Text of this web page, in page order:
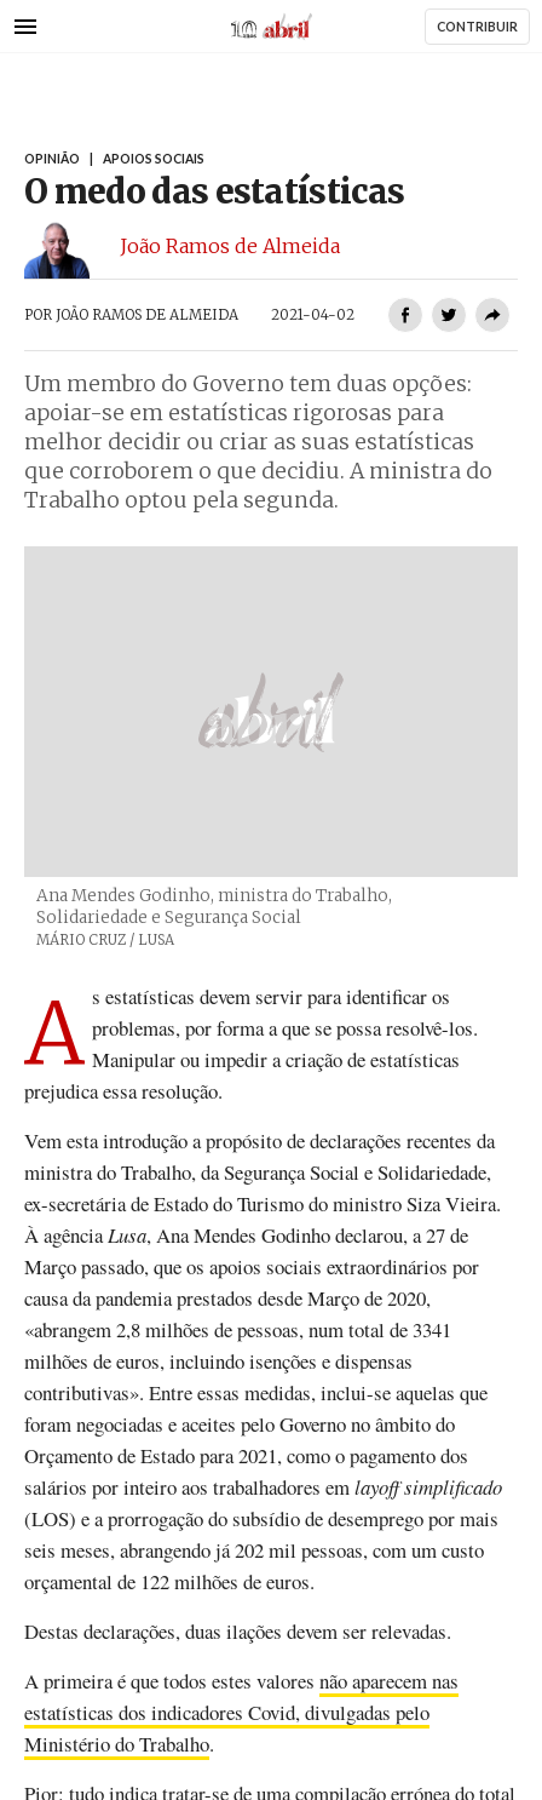
para
AbrilAbril CONTRIBUIR
OPINIÃO APOIOS SOCIAIS
O medo das estatísticas
João Ramos de Almeida
POR JOÃO RAMOS DE ALMEIDA 2021-04-02
Um membro do Governo tem duas opções:
apoiar-se em estatísticas rigorosas para
melhor decidir ou criar as suas estatísticas
que corroborem o que decidiu. A ministra do
Trabalho optou pela segunda.
Ana Mendes Godinho, ministra do Trabalho,
Solidariedade e Segurança Social
Créditos
MÁRIO CRUZ / LUSA
As estatísticas devem servir para identificar os problemas, por forma a que se possa resolvê-los.
Manipular ou impedir a criação de estatísticas
prejudica essa resolução.
Vem esta introdução a propósito de declarações recentes da
ministra do Trabalho, da Segurança Social e Solidariedade,
ex-secretária de Estado do Turismo do ministro Siza Vieira.
À agênciaLusa, Ana Mendes Godinho declarou, a 27 de
Março passado, que os apoios sociais extraordinários por
causa da pandemia prestados desde Março de 2020,
«abrangem 2,8 milhões de pessoas, num total de 3341
milhões de euros, incluindo isenções e dispensas
contributivas». Entre essas medidas, inclui-se aquelas que
foram negociadas e aceites pelo Governo no âmbito do
Orçamento de Estado para 2021, como o pagamento dos
salários por inteiro aos trabalhadores emlayoff simplificado
(LOS) e a prorrogação do subsídio de desemprego por mais
seis meses, abrangendo já 202 mil pessoas, com um custo
orçamental de 122 milhões de euros.
Destas declarações, duas ilações devem ser relevadas.
A primeira é que todos estes valores não aparecem nas
estatísticas dos indicadores Covid, divulgadas pelo
Ministério do Trabalho.
Pior: tudo indica tratar-se de uma compilação errónea do total